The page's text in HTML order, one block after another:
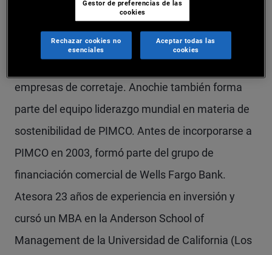
dirigió el negocio de subasesoramiento para la
gestión de patrimonios globales de EE. UU. y
empresas de corretaje. Anochie también forma
parte del equipo liderazgo mundial en materia de
sostenibilidad de PIMCO. Antes de incorporarse a
PIMCO en 2003, formó parte del grupo de
financiación comercial de Wells Fargo Bank.
Atesora 23 años de experiencia en inversión y
cursó un MBA en la Anderson School of
Management de la Universidad de California (Los
Gestor de preferencias de las
cookies
Rechazar cookies no
esenciales
Aceptar todas las
cookies